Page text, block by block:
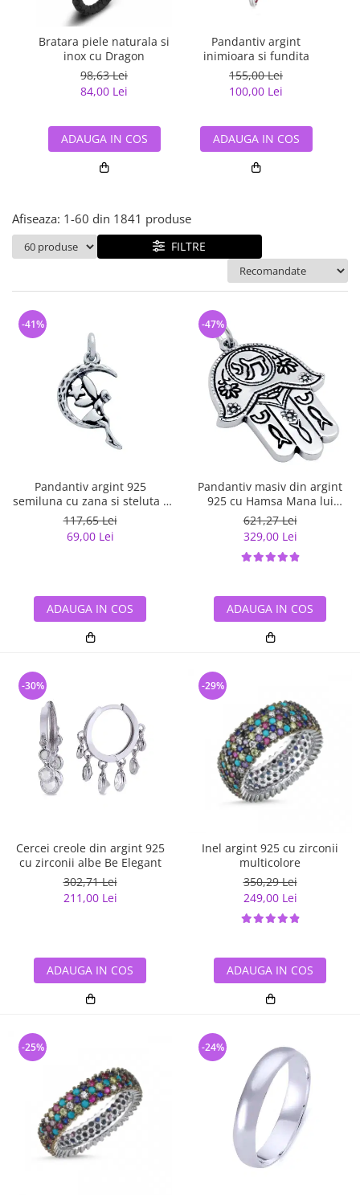
semipretioase
Bijuterii argint placat cu aur
Bijuterii argint cu diverse
Bijuterii de Lux
Bijuterii gotice si rock
Bijuterii Handmade
Bijuterii fantezie
Bijuterii tungsten
Solutii si lavete de curatare
bijuterii argint
Bratara piele naturala si
inox cu Dragon
98,63 Lei
84,00 Lei
ADAUGA IN COS
Pandantiv argint
inimioara si fundita
155,00 Lei
100,00 Lei
ADAUGA IN COS
Afiseaza: 1-60 din 1841 produse
FILTRE
Pandantiv argint 925
semiluna cu zana si steluta -
Be Fantastic PSX0560
117,65 Lei
69,00 Lei
-41%
ADAUGA IN COS
Pandantiv masiv din argint
925 cu Hamsa Mana lui
Fatima
621,27 Lei
329,00 Lei
-47%
ADAUGA IN COS
Cercei creole din argint 925
cu zirconii albe Be Elegant
302,71 Lei
211,00 Lei
-30%
ADAUGA IN COS
Inel argint 925 cu zirconii
multicolore
350,29 Lei
249,00 Lei
-29%
ADAUGA IN COS
-25% -24%